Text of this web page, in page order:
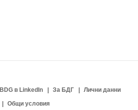
BDG в LinkedIn За БДГ
Лични данни
Общи условия